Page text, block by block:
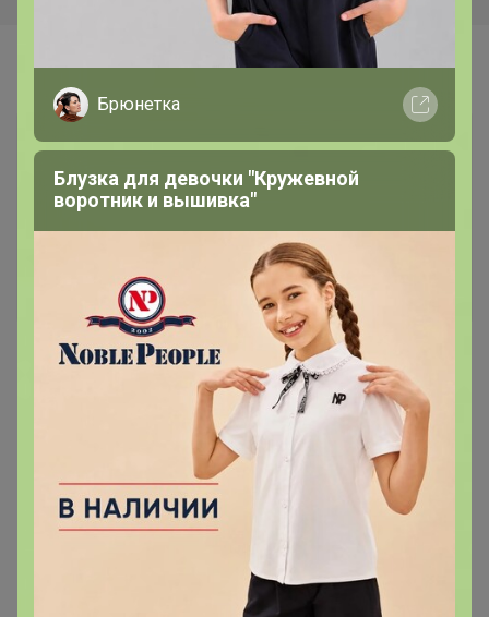
Самые желанные
384р
RAJTAN РАЙТАН Банка для
1 444р
JÄLL ЭЛЛЬ Гладильная
доска, настольная 73x32 см
Брюнетка
Блузка для девочки "Кружевной
воротник и вышивка"